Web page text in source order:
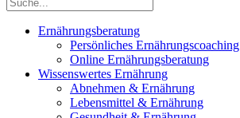
Ernährungsberatung
Persönliches Ernährungscoaching
Online Ernährungsberatung
Wissenswertes Ernährung
Abnehmen & Ernährung
Lebensmittel & Ernährung